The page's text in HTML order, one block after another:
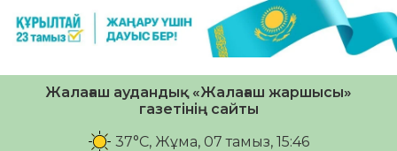
Жалағаш аудандық «Жалағаш жаршысы»
газетінің сайты
37°C, Жұма, 07 тамыз, 15:46